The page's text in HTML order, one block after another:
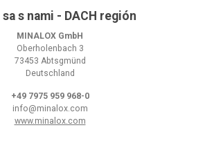
s nami - DACH región
MINALOX GmbH
Oberholenbach 3
73453 Abtsgmünd
Deutschland
+49 7975 959 968-0
info@minalox.com
www.minalox.com